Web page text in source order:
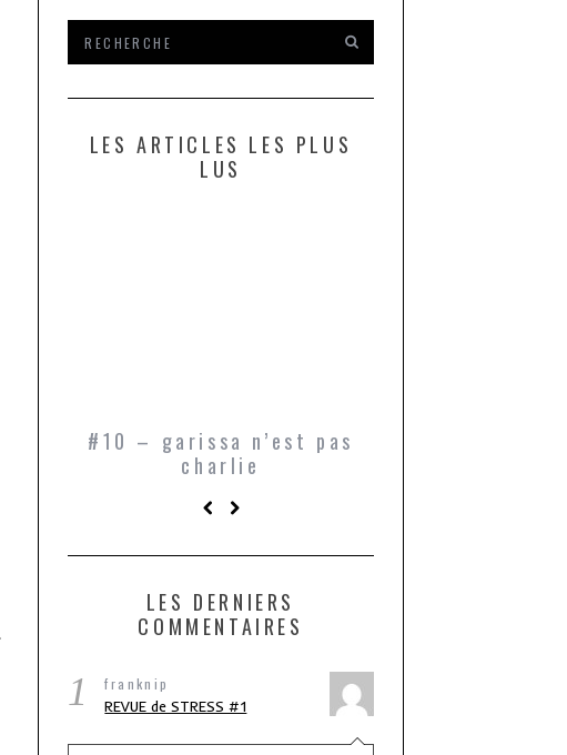
LES ARTICLES LES PLUS
LUS
les
#10 – garissa n’est pas
charlie
LES DERNIERS
COMMENTAIRES
1 franknip
REVUE de STRESS #1